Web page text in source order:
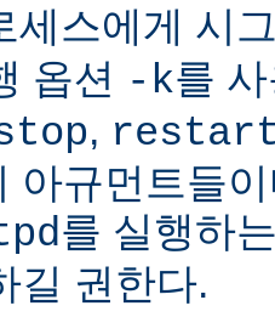
세스에게 시
옵션 -k를
,
아규먼트들
를 실행하
길 권한다.